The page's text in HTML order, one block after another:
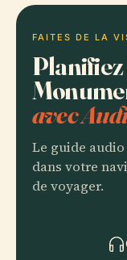
FAITES DE LA
Planifiez
avec
Le guide
dans votre
de voyager.